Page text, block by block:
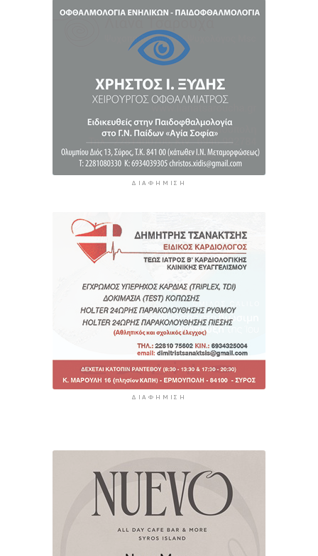
Ο Διεθνής Μαραθώνιος Ρόδου και η TUI
συνεχίζουν την εξαιρετικά επιτυχημένη
6 ώρες 28 λεπτά πρίν
ΔΙΑΦΉΜΙΣΗ
ΔΙΑΦΉΜΙΣΗ